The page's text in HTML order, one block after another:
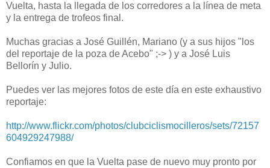
Vuelta, hasta la llegada de los corredores a la línea de meta
y la entrega de trofeos final.
Muchas gracias a José Guillén, Mariano (y a sus hijos "los
del reportaje de la poza de Acebo" ;-> ) y a José Luis
Bellorín y Julio.
Puedes ver las mejores fotos de este día en este exhaustivo
reportaje:
http://www.flickr.com/photos/clubciclismocilleros/sets/72157
604929247988/
Confiamos en que la Vuelta pase de nuevo muy pronto por